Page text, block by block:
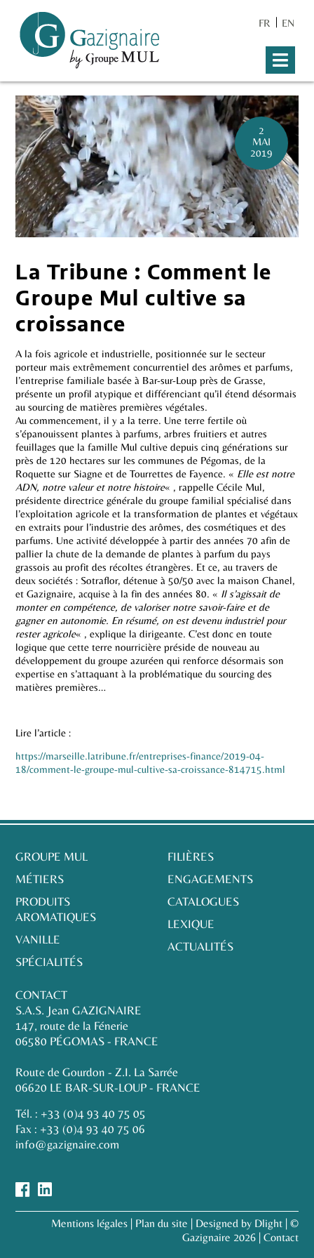
FR EN
2
MAI
2019
La Tribune : Comment le
Groupe Mul cultive sa
croissance
A la fois agricole et industrielle, positionnée sur le secteur
porteur mais extrêmement concurrentiel des arômes et parfums,
l’entreprise familiale basée à Bar-sur-Loup près de Grasse,
présente un profil atypique et différenciant qu’il étend désormais
au sourcing de matières premières végétales.
Au commencement, il y a la terre. Une terre fertile où
s’épanouissent plantes à parfums, arbres fruitiers et autres
feuillages que la famille Mul cultive depuis cinq générations sur
près de 120 hectares sur les communes de Pégomas, de la
Roquette sur Siagne et de Tourrettes de Fayence. « Elle est notre
ADN, notre valeur et notre histoire« , rappelle Cécile Mul,
présidente directrice générale du groupe familial spécialisé dans
l’exploitation agricole et la transformation de plantes et végétaux
en extraits pour l’industrie des arômes, des cosmétiques et des
parfums. Une activité développée à partir des années 70 afin de
pallier la chute de la demande de plantes à parfum du pays
grassois au profit des récoltes étrangères. Et ce, au travers de
deux sociétés : Sotraflor, détenue à 50/50 avec la maison Chanel,
et Gazignaire, acquise à la fin des années 80. « Il s’agissait de
monter en compétence, de valoriser notre savoir-faire et de
gagner en autonomie. En résumé, on est devenu industriel pour
rester agricole« , explique la dirigeante. C’est donc en toute
logique que cette terre nourricière préside de nouveau au
développement du groupe azuréen qui renforce désormais son
expertise en s’attaquant à la problématique du sourcing des
matières premières…
Lire l’article :
https://marseille.latribune.fr/entreprises-finance/2019-04-
18/comment-le-groupe-mul-cultive-sa-croissance-814715.html
GROUPE MUL
MÉTIERS
PRODUITS
AROMATIQUES
VANILLE
SPÉCIALITÉS
FILIÈRES
ENGAGEMENTS
CATALOGUES
LEXIQUE
ACTUALITÉS
CONTACT
S.A.S. Jean GAZIGNAIRE
147, route de la Fénerie
06580 PÉGOMAS - FRANCE
Route de Gourdon - Z.I. La Sarrée
06620 LE BAR-SUR-LOUP - FRANCE
Tél. : +33 (0)4 93 40 75 05
Fax : +33 (0)4 93 40 75 06
info@gazignaire.com
Mentions légales| Plan du site Designed by Dlight| ©
Gazignaire 2026 | Contact